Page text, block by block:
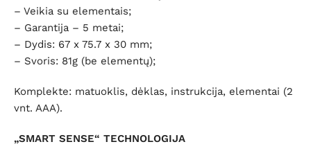
– Veikia su elementais;
– Garantija – 5 metai;
– Dydis: 67 x 75.7 x 30 mm;
– Svoris: 81g (be elementų);
Komplekte: matuoklis, dėklas, instrukcija, elementai (2
vnt. AAA).
„SMART SENSE“ TECHNOLOGIJA